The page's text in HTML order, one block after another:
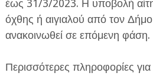
έως 31/3/2023. Η υποβολή
όχθης ή αιγιαλού από τον
ανακοινωθεί σε επόμενη φάση.
Περισσότερες πληροφορίες για